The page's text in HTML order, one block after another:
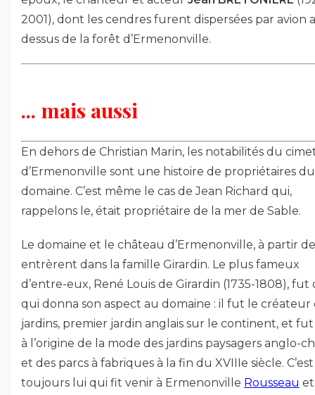
2001), dont les cendres furent dispersées par avion
dessus de la forêt d’Ermenonville.
... mais aussi
En dehors de Christian Marin, les notabilités du
d’Ermenonville sont une histoire de propriétaires du
domaine. C’est même le cas de Jean Richard qui,
rappelons le, était propriétaire de la mer de Sable.
Le domaine et le château d’Ermenonville, à partir de
entrèrent dans la famille Girardin. Le plus fameux
d’entre-eux, René Louis de Girardin (1735-1808), fut
qui donna son aspect au domaine : il fut le créateur
jardins, premier jardin anglais sur le continent, et fut
à l’origine de la mode des jardins paysagers anglo-
et des parcs à fabriques à la fin du XVIIIe siècle. C’est
toujours lui qui fit venir à Ermenonville Rousseau